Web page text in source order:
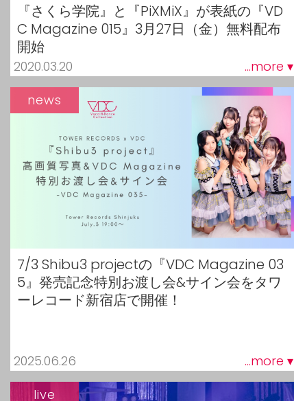
『さくら学院』と『PiXMiX』が表紙の『VD
C Magazine 015』3月27日（金）無料配布
開始
2020.03.20 ...more ▾
7/3 Shibu3 projectの『VDC Magazine 03
5』発売記念特別お渡し会&サイン会をタワ
ーレコード新宿店で開催！
2025.06.26 ...more ▾
news
live